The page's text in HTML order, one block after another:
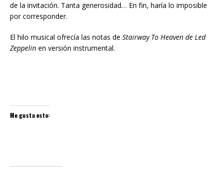
de la invitación. Tanta generosidad… En fin, haría lo imposible
por corresponder.
El hilo musical ofrecía las notas de Stairway To Heaven de Led
Zeppelin en versión instrumental.
Me gusta esto: